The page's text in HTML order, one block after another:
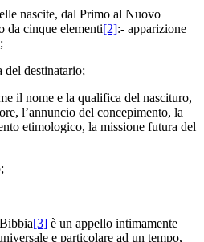
nascite, dal Primo al Nuovo
da cinque elementi[2]:- apparizione
del destinatario;
il nome e la qualifica del nascituro,
l’annuncio del concepimento, la
etimologico, la missione futura del
[3] è un appello intimamente
e particolare ad un tempo,